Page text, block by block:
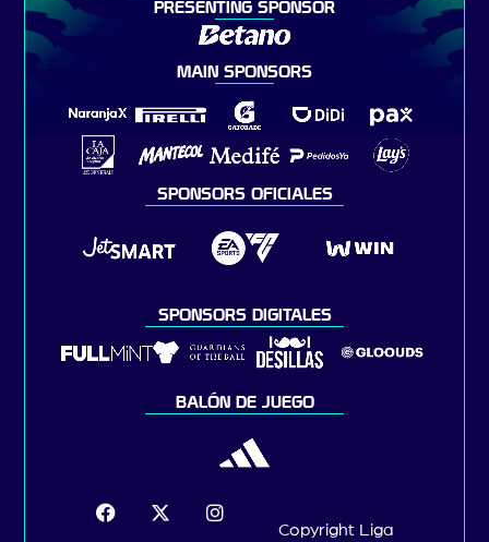
PRESENTING SPONSOR
MAIN SPONSORS
SPONSORS OFICIALES
SPONSORS DIGITALES
BALÓN DE JUEGO
Copyright Liga